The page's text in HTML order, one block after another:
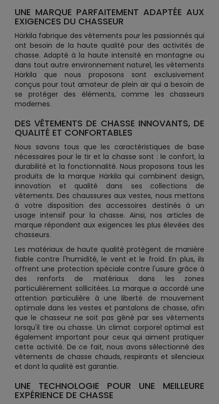
UNE MARQUE PARFAITEMENT ADAPTÉE AUX
EXIGENCES DU CHASSEUR
Härkila fabrique des vêtements pour les passionnés qui
ont besoin de la haute qualité pour des activités de
chasse. Adapté à la haute intensité en montagne ou
dans tout autre environnement naturel, les vêtements
Härkila que nous proposons sont exclusivement
conçus pour tout amateur de plein air qui a besoin de
se protéger des éléments, comme les chasseurs
modernes.
DES VÊTEMENTS DE CHASSE INNOVANTS, DE
QUALITÉ ET CONFORTABLES
Nous savons tous que les caractéristiques de base
nécessaires pour le tir et la chasse sont : le confort, la
durabilité et la fonctionnalité. Nous proposons tous les
produits de la marque Härkila qui combinent design,
innovation et qualité dans ses collections de
vêtements. Des chaussures aux vestes, nous mettons
à votre disposition des accessoires destinés à un
usage intensif pour la chasse. Ainsi, nos articles de
marque répondent aux exigences les plus élevées des
chasseurs.
Les matériaux de haute qualité protègent de manière
fiable contre l'humidité, le vent et le froid. En plus, ils
offrent une protection spéciale contre l'usure grâce à
des renforts de matériaux dans les zones
particulièrement sollicitées. La marque a accordé une
attention particulière à une liberté de mouvement
optimale dans les vestes et pantalons de chasse, afin
que le chasseur ne soit pas gêné par ses vêtements
lorsqu'il tire ou chasse. Un climat corporel optimal est
également important pour ceux qui aiment pratiquer
cette activité. De ce fait, nous avons sélectionné des
vêtements de chasse chauds, respirants et silencieux
et dont la qualité est garantie.
UNE TECHNOLOGIE POUR UNE MEILLEURE
EXPÉRIENCE DE CHASSE